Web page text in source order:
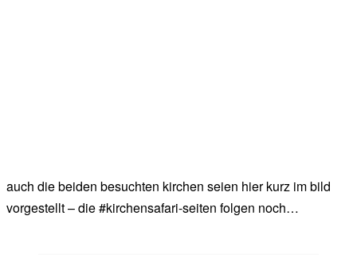
auch die beiden besuchten kirchen seien hier kurz im bild
vorgestellt – die #kirchensafari-seiten folgen noch…